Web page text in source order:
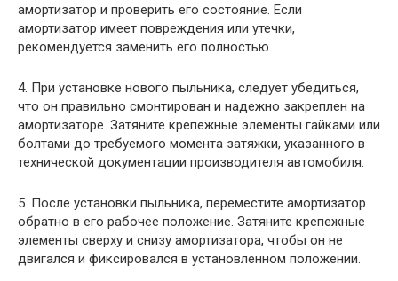
амортизатор и проверить его состояние. Если
амортизатор имеет повреждения или утечки,
рекомендуется заменить его полностью.
4. При установке нового пыльника, следует убедиться,
что он правильно смонтирован и надежно закреплен на
амортизаторе. Затяните крепежные элементы гайками или
болтами до требуемого момента затяжки, указанного в
технической документации производителя автомобиля.
5. После установки пыльника, переместите амортизатор
обратно в его рабочее положение. Затяните крепежные
элементы сверху и снизу амортизатора, чтобы он не
двигался и фиксировался в установленном положении.